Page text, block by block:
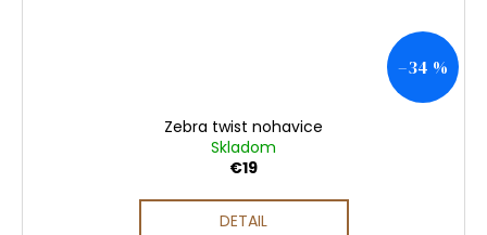
–34 %
Zebra twist nohavice
Skladom
€19
DETAIL